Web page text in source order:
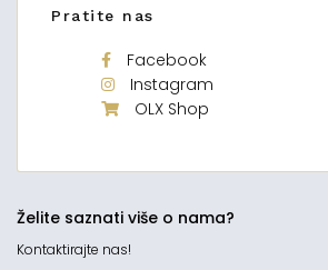
Pratite nas
Facebook
Instagram
OLX Shop
Želite saznati više o nama?
Kontaktirajte nas!